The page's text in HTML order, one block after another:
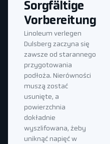
Sorgfältige
Vorbereitung
Linoleum verlegen
Dulsberg zaczyna się
zawsze od starannego
przygotowania
podłoża. Nierówności
muszą zostać
usunięte, a
powierzchnia
dokładnie
wyszlifowana, żeby
uniknąć napięć w